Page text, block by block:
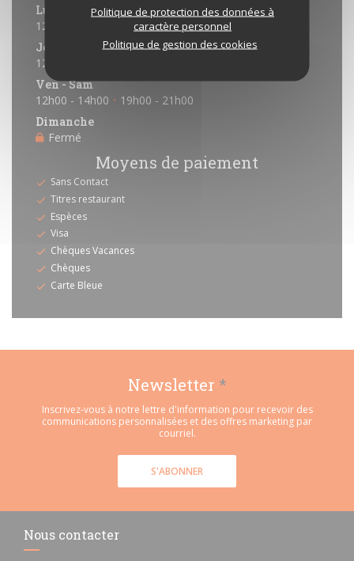
Politique de protection des données à
caractère personnel
Politique de gestion des cookies
Lun
12h00 - 14h00
19h00 - 20h30
Jeudi
12h00 - 14h00
Ven-Sam
12h00 - 14h00 • 19h00 - 21h00
Dimanche
Fermé
Moyens de paiement
Sans Contact
Titres restaurant
Espèces
Visa
Chèques Vacances
Chèques
Carte Bleue
Newsletter *
Inscrivez-vous à notre lettre d'information pour recevoir des
communications personnalisées et des offres marketing par
courriel.
S'ABONNER
Nous contacter